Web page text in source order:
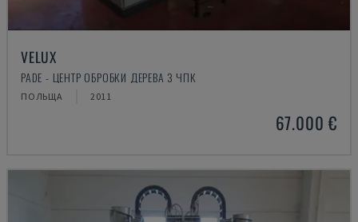
VELUX
PADE - ЦЕНТР ОБРОБКИ ДЕРЕВА З ЧПК
ПОЛЬЩА 2011
67.000 €